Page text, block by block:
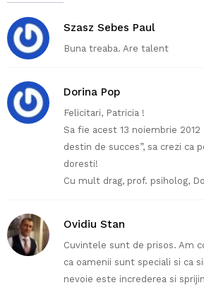
Szasz Sebes Paul
Buna treaba. Are talent
Dorina Pop
Felicitari, Patricia !
Sa fie acest 13 noiembrie
destin de succes”, sa crezi ca
doresti!
Cu mult drag, prof. psiholog,
Ovidiu Stan
Cuvintele sunt de prisos. Am
ca oamenii sunt speciali si ca
nevoie este increderea si